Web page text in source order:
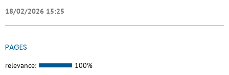
18/02/2026 15:25
PAGES
relevance: 100%